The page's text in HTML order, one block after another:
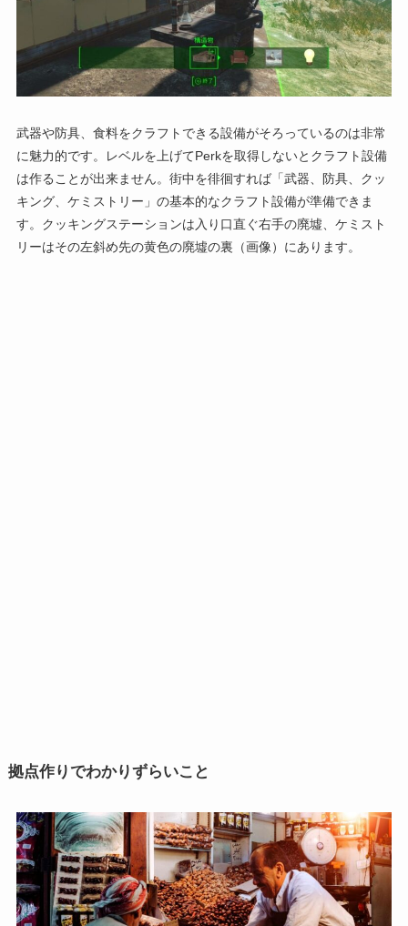
武器や防具、食料をクラフトできる設備がそろっているのは非常
に魅力的です。レベルを上げてPerkを取得しないとクラフト設備
は作ることが出来ません。街中を徘徊すれば「武器、防具、クッ
キング、ケミストリー」の基本的なクラフト設備が準備できま
す。クッキングステーションは入り口直ぐ右手の廃墟、ケミスト
リーはその左斜め先の黄色の廃墟の裏（画像）にあります。
拠点作りでわかりずらいこと